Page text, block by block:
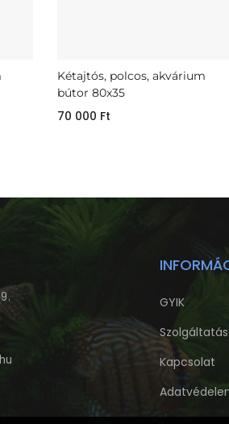
Kétajtós, polcos, akvárium
bútor 80x35
70 000 Ft
GYIK
Kapcsolat